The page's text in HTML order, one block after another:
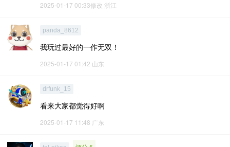
2025-01-17 00:33修改 浙江
panda_8612
我玩过最好的一作无双！
2025-01-17 01:42 山东
drfunk_15
看来大家都觉得好啊
2025-01-17 11:48 广东